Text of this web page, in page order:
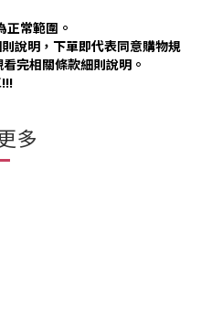
正常範圍。
說明，下單即代表同意購物規
完相關條款細則說明。
多